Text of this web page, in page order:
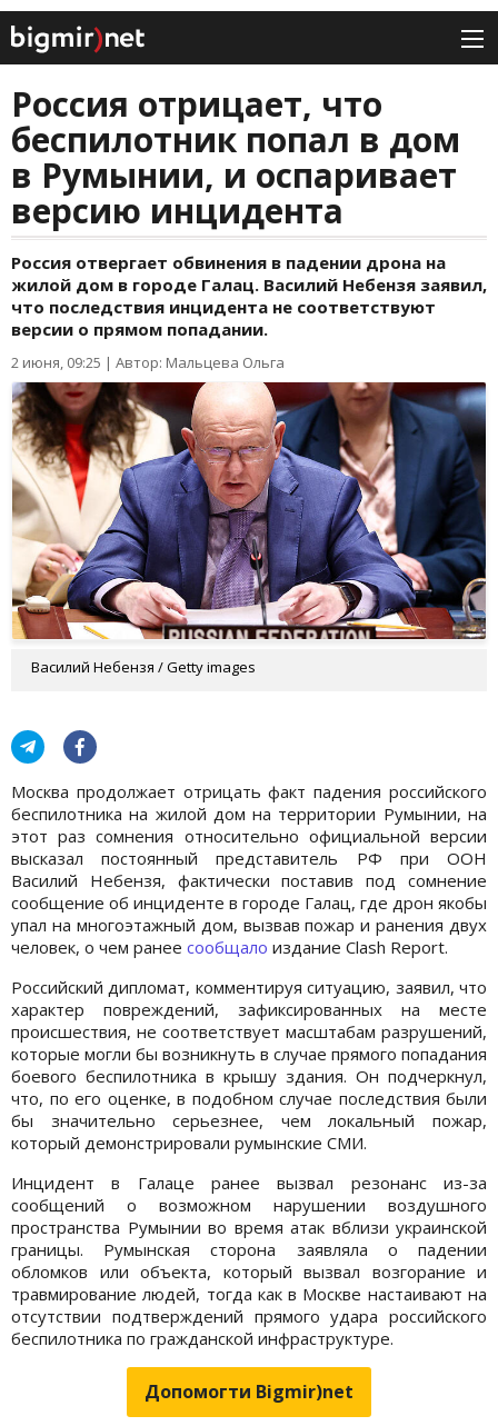
Россия отрицает, что
беспилотник попал в дом
в Румынии, и оспаривает
версию инцидента
Россия отвергает обвинения в падении дрона на
жилой дом в городе Галац. Василий Небензя заявил,
что последствия инцидента не соответствуют
версии о прямом попадании.
2 июня, 09:25 | Автор: Мальцева Ольга
Василий Небензя / Getty images
Москва продолжает отрицать факт падения российского
беспилотника на жилой дом на территории Румынии, на
этот раз сомнения относительно официальной версии
высказал постоянный представитель РФ при ООН
Василий Небензя, фактически поставив под сомнение
сообщение об инциденте в городе Галац, где дрон якобы
упал на многоэтажный дом, вызвав пожар и ранения двух
человек, о чем ранее сообщало издание Clash Report.
Российский дипломат, комментируя ситуацию, заявил, что
характер повреждений, зафиксированных на месте
происшествия, не соответствует масштабам разрушений,
которые могли бы возникнуть в случае прямого попадания
боевого беспилотника в крышу здания. Он подчеркнул,
что, по его оценке, в подобном случае последствия были
бы значительно серьезнее, чем локальный пожар,
который демонстрировали румынские СМИ.
Инцидент в Галаце ранее вызвал резонанс из-за
сообщений о возможном нарушении воздушного
пространства Румынии во время атак вблизи украинской
границы. Румынская сторона заявляла о падении
обломков или объекта, который вызвал возгорание и
травмирование людей, тогда как в Москве настаивают на
отсутствии подтверждений прямого удара российского
беспилотника по гражданской инфраструктуре.
Допомогти Bigmir)net